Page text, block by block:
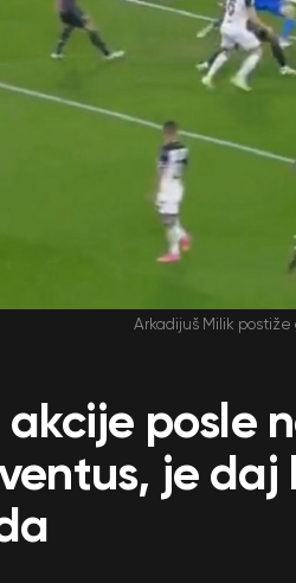
Arkadijuš Milik
akcije posle
je